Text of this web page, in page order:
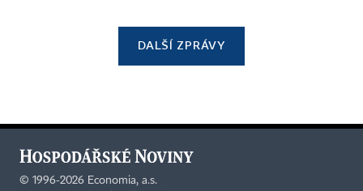
DALŠÍ ZPRÁVY
© 1996-2026 Economia, a.s.